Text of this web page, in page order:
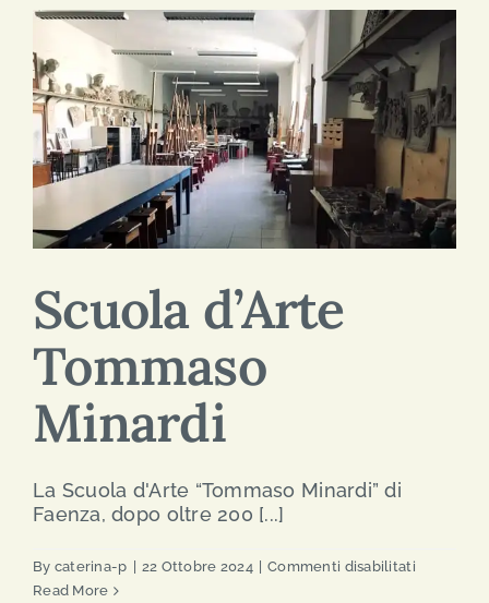
Servizio
Ceramica
e
Turismo
Scuola d’Arte
Tommaso
Minardi
La Scuola d'Arte “Tommaso Minardi” di
Faenza, dopo oltre 200 [...]
By caterina-p 22 Ottobre 2024 Commenti disabilitatisu
Read More